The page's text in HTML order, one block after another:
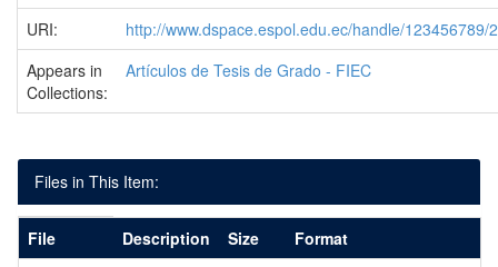
URI:
http://www.dspace.espol.edu.ec/handle/123456789/
Appears in
Collections:
Artículos de Tesis de Grado - FIEC
Files in This Item:
File Description Size
Format